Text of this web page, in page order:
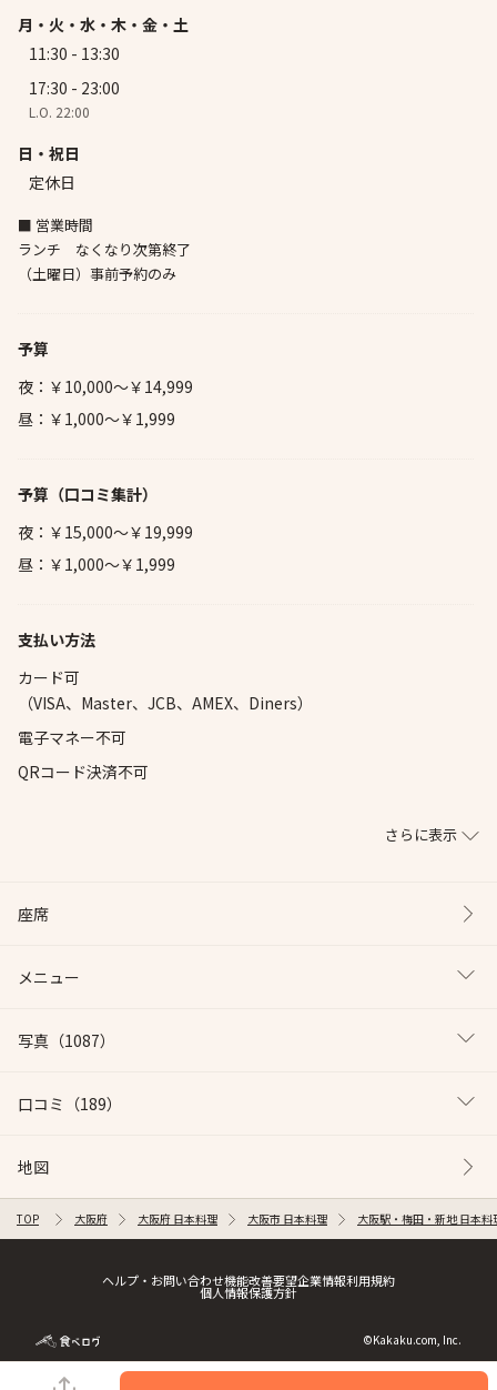
月・火・水・木・金・土
11:30 - 13:30
17:30 - 23:00
L.O. 22:00
日・祝日
定休日
■ 営業時間
ランチ なくなり次第終了
（土曜日）事前予約のみ
予算
夜：￥10,000～￥14,999
昼：￥1,000～￥1,999
予算 （口コミ集計）
夜：￥15,000～￥19,999
昼：￥1,000～￥1,999
支払い方法
カード可
（VISA、Master、JCB、AMEX、Diners）
電子マネー不可
QRコード決済不可
さらに表示
座席
メニュー
写真 （1087）
口コミ （189）
地図
TOP 大阪府 大阪府 日本料理 大阪市 日本料理 大阪駅・梅田・新地 日本料
ヘルプ・お問い合わせ機能改善要望企業情報利用規約
個人情報保護方針
©Kakaku.com, Inc.